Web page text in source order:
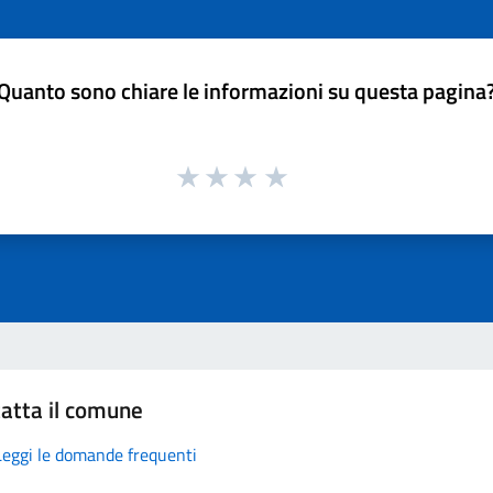
sono chiare le informazioni su questa
il comune
le domande frequenti